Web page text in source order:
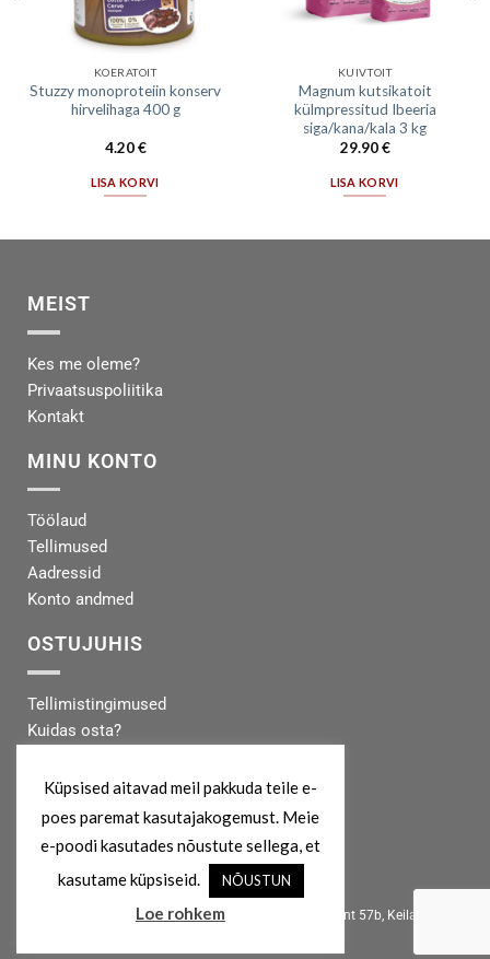
KOERATOIT
Stuzzy monoproteiin konserv
hirvelihaga 400 g
4.20€
LISA KORVI
KUIVTOIT
Magnum kutsikatoit
külmpressitud Ibeeria
siga/kana/kala 3 kg
29.90€
LISA KORVI
MEIST
Kes me oleme?
Privaatsuspoliitika
Kontakt
MINU KONTO
Töölaud
Tellimused
Aadressid
Konto andmed
OSTUJUHIS
Tellimistingimused
Kuidas osta?
Tarneinfo
MEIST
info@koertekeskus.ee
Koertekeskus, Rõõmu Kaubamaja, Haapsalu mnt 57b, Keila, 76607
Küpsised aitavad meil pakkuda teile e-
poes paremat kasutajakogemust. Meie
e-poodi kasutades nõustute sellega, et
kasutame küpsiseid.
NÕUSTUN
Loe rohkem